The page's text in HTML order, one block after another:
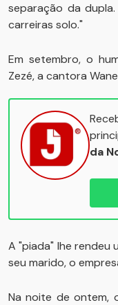
separação da
carreiras solo."
Em setembro, o
Zezé, a cantora
da
A "piada" lhe
seu marido, o
Na noite de ontem,